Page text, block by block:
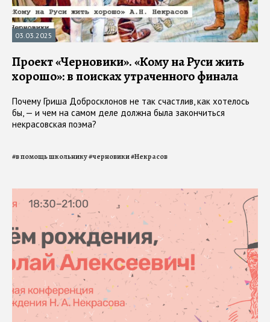
03.03.2025
Проект «Черновики». «Кому на Руси жить
хорошо»: в поисках утраченного финала
Почему Гриша Добросклонов не так счастлив, как хотелось
бы, — и чем на самом деле должна была закончиться
некрасовская поэма?
#в помощь школьнику#черновики#Некрасов